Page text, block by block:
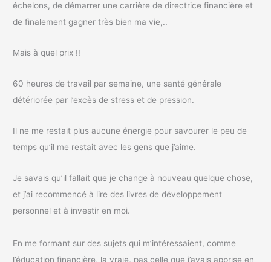
échelons, de démarrer une carrière de directrice financière et
de finalement gagner très bien ma vie,..
Mais à quel prix !!
60 heures de travail par semaine, une santé générale
détériorée par l’excès de stress et de pression.
Il ne me restait plus aucune énergie pour savourer le peu de
temps qu’il me restait avec les gens que j’aime.
Je savais qu’il fallait que je change à nouveau quelque chose,
et j’ai recommencé à lire des livres de développement
personnel et à investir en moi.
En me formant sur des sujets qui m’intéressaient, comme
l’éducation financière, la vraie, pas celle que j’avais apprise en